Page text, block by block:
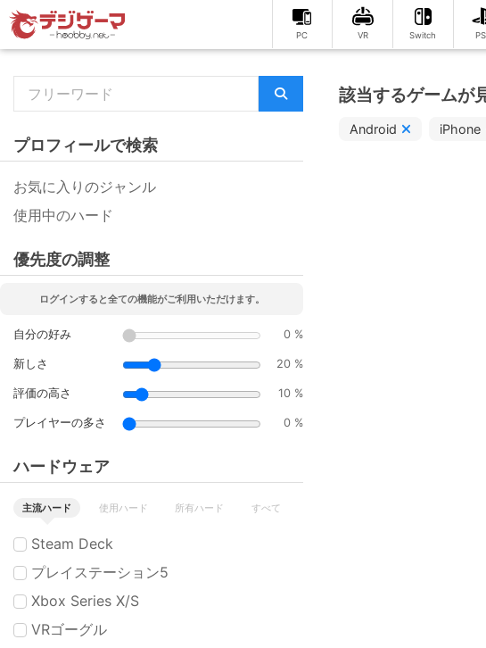
PC VR Switch
該当するゲームが
Android iPhone
プロフィールで検索
お気に入りのジャンル
使用中のハード
優先度の調整
ログインすると全ての機能がご利用いただけます。
自分の好み 0 %
新しさ 20 %
評価の高さ 10 %
プレイヤーの多さ 0 %
ハードウェア
主流ハード 使用ハード 所有ハード すべて
Steam Deck
プレイステーション5
Xbox Series X/S
VRゴーグル